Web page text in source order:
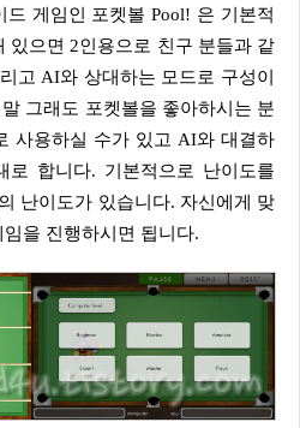
게임인 포켓볼 Pool! 은 기본적
있으면 2인용으로 친구 분들과 같
고 AI와 상대하는 모드로 구성이
그래도 포켓볼을 좋아하시는 분
사용하실 수가 있고 AI와 대결하
로 합니다. 기본적으로 난이도를
난이도가 있습니다. 자신에게 맞
을 진행하시면 됩니다.